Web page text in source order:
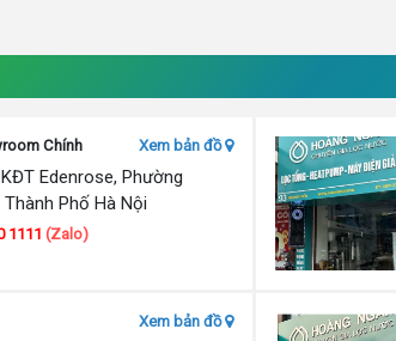
Chính Xem bản đồ
Edenrose, Phường
Phố Hà Nội
1111 (Zalo)
Xem bản đồ